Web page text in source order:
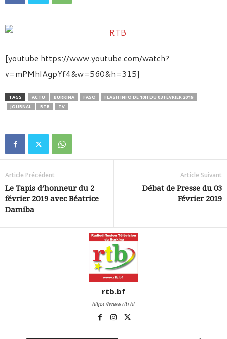
[youtube https://www.youtube.com/watch?
v=mPMhlAgpYf4&w=560&h=315]
TAGS ACTU BURKINA FASO
FLASH INFO DE 10H DU 03 FÉVRIER 2019
JOURNAL
RTB TV
Article Précédent
Le Tapis d’honneur du 2
février 2019 avec Béatrice
Damiba
Article Suivant
Débat de Presse du 03
Février 2019
rtb.bf
https://www.rtb.bf